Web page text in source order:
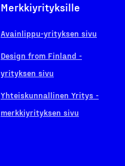
Merkkiyrityksille
Avainlippu-yrityksen sivu
Design from Finland -
yrityksen sivu
Yhteiskunnallinen Yritys -
merkkiyrityksen sivu